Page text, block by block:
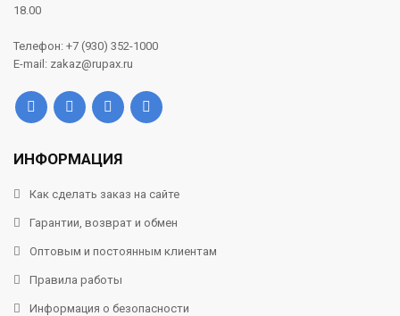
18.00
Телефон: +7 (930) 352-1000
E-mail: zakaz@rupax.ru
ИНФОРМАЦИЯ
Как сделать заказ на сайте
Гарантии, возврат и обмен
Оптовым и постоянным клиентам
Правила работы
Информация о безопасности